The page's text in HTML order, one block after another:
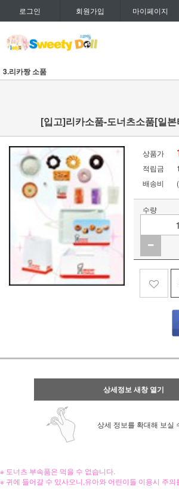
로그인 회원가입 마이페이지
3.리카짱 소품
[입고]리카소품-도너츠소품[일
상품가
적립금
배송비
수량
상세정보 새창 열기
상세 정보를 확대해 보실
※ 도너츠 부속품은 먹을 수 없습니다.
※ 귀에 들어갈 수 있사오니,유아와 어린이들 이용시 주의